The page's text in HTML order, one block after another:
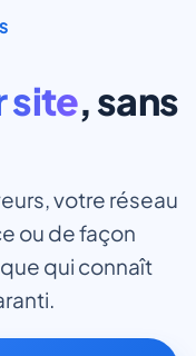
site, sans
votre réseau
ou de façon
qui connaît